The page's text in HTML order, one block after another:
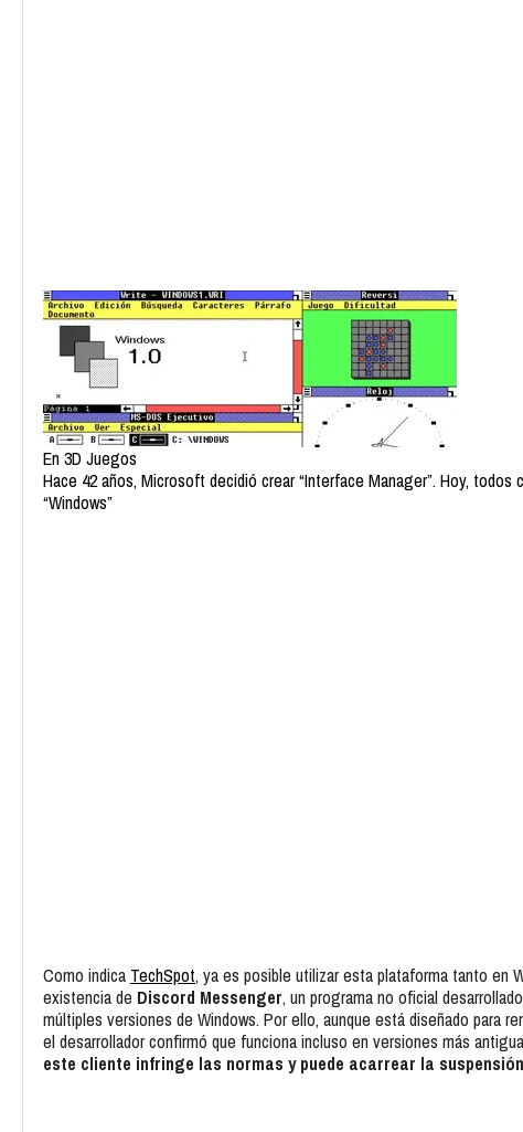
En 3D Juegos
Hace 42 años, Microsoft decidió crear “Interface Manager”. Hoy,
“Windows”
Como indica TechSpot, ya es posible utilizar esta plataforma tanto en
existencia de Discord Messenger, un programa no oficial
múltiples versiones de Windows. Por ello, aunque está diseñado para
el desarrollador confirmó que funciona incluso en versiones más
este cliente infringe las normas y puede acarrear la